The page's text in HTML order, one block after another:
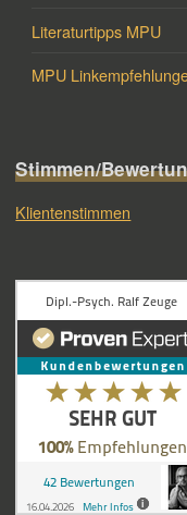
Literaturtipps MPU
MPU
Stimmen/
Klientenstimmen